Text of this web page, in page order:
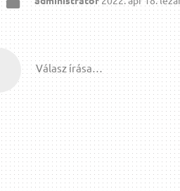
Válasz írása…